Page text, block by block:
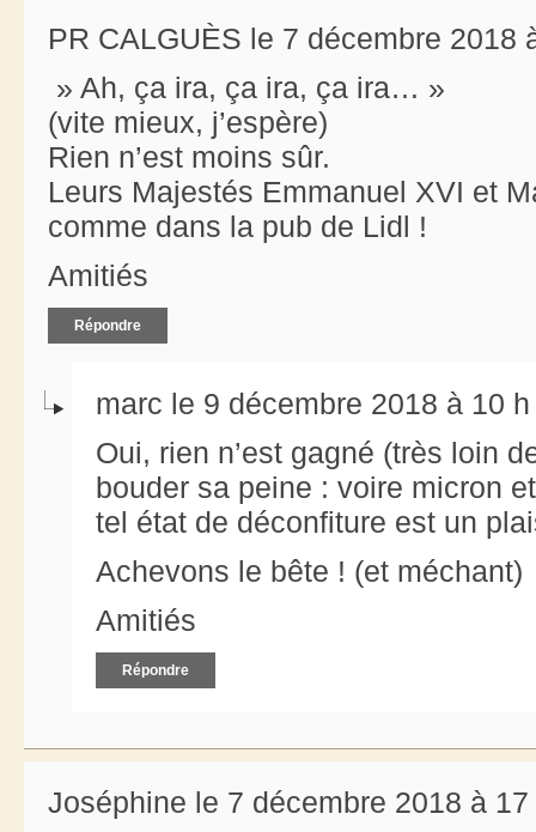
PR CALGUÈS le 7 décembre 2018
» Ah, ça ira, ça ira, ça ira… »
(vite mieux, j’espère)
Rien n’est moins sûr.
Leurs Majestés Emmanuel XVI et
comme dans la pub de Lidl !
Amitiés
Répondre
marc le 9 décembre 2018 à 10
Oui, rien n’est gagné (très loin
bouder sa peine : voire micron
tel état de déconfiture est un
Achevons le bête ! (et méchant)
Amitiés
Répondre
Joséphine le 7 décembre 2018 à